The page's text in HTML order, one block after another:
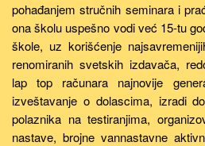
pohađanjem stručnih seminara i
ona školu uspešno vodi već 15-tu
škole, uz korišćenje
renomiranih svetskih izdavača,
lap top računara najnovije
izveštavanje o dolascima, izradi
polaznika na testiranjima,
nastave, brojne vannastavne